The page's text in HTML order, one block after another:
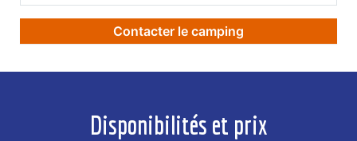
Contacter le camping
Disponibilités et prix